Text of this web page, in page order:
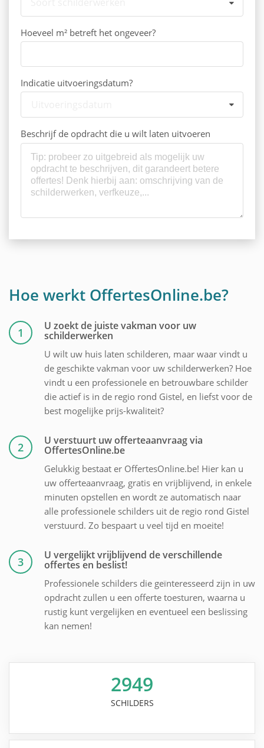
Hoeveel m² betreft het ongeveer?
Indicatie uitvoeringsdatum?
Beschrijf de opdracht die u wilt laten uitvoeren
Hoe werkt OffertesOnline.be?
1 U zoekt de juiste vakman voor uw
schilderwerken
U wilt uw huis laten schilderen, maar waar vindt u
de geschikte vakman voor uw schilderwerken? Hoe
vindt u een professionele en betrouwbare schilder
die actief is in de regio rond Gistel, en liefst voor de
best mogelijke prijs-kwaliteit?
2 U verstuurt uw offerteaanvraag via
OffertesOnline.be
Gelukkig bestaat er OffertesOnline.be! Hier kan u
uw offerteaanvraag, gratis en vrijblijvend, in enkele
minuten opstellen en wordt ze automatisch naar
alle professionele schilders uit de regio rond Gistel
verstuurd. Zo bespaart u veel tijd en moeite!
3 U vergelijkt vrijblijvend de verschillende
offertes en beslist!
Professionele schilders die geïnteresseerd zijn in uw
opdracht zullen u een offerte toesturen, waarna u
rustig kunt vergelijken en eventueel een beslissing
kan nemen!
2949
SCHILDERS